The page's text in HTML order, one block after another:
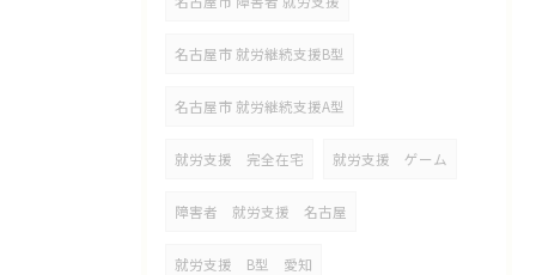
名古屋市 就労継続支援B型
名古屋市 就労継続支援A型
就労支援 完全在宅 就労支援 ゲーム
障害者 就労支援 名古屋
就労支援 B型 愛知